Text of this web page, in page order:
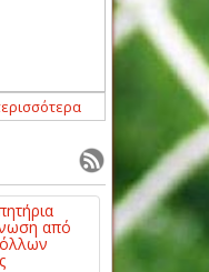
τον πρωταθλητισμό! (PICS +
από